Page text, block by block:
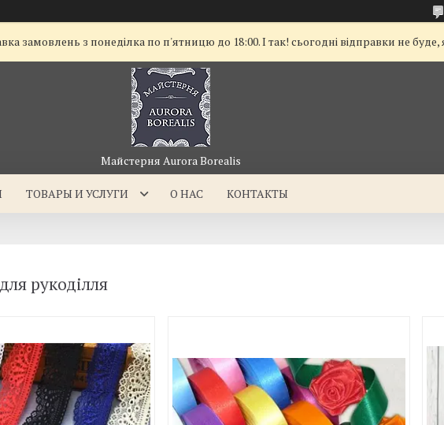
замовлень з понеділка по п'ятницю до 18:00. І так! сьогодні відправки не
Майстерня Aurora Borealis
ТОВАРЫ И УСЛУГИ О НАС КОНТАКТЫ
рукоділля